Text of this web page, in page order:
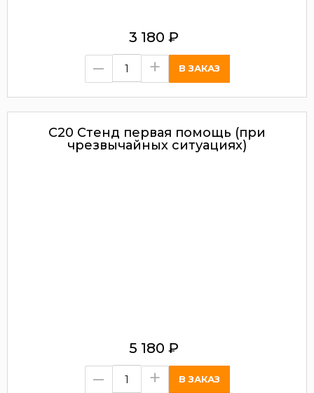
3 180 ₽
– +
С20 Стенд первая помощь (при
чрезвычайных ситуациях)
5 180 ₽
– +